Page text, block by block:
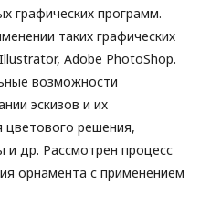
графических программ.
таких графических
Adobe PhotoShop.
возможности
эскизов и их
цветового решения,
др. Рассмотрен процесс
орнамента с применением